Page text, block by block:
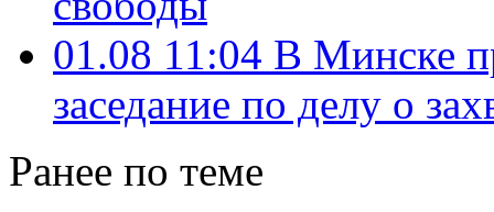
01.08 11:04 В Минске
заседание по делу о
Ранее по теме